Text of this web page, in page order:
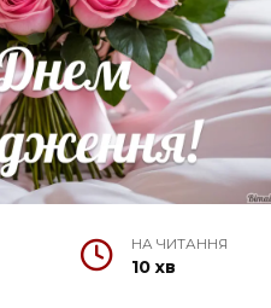
НА ЧИТАННЯ
10 хв